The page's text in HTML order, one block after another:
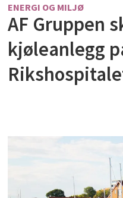
ENERGI OG MILJØ
AF Gruppen
kjøleanlegg